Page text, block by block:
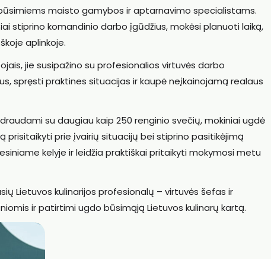
maisto gamybos ir aptarnavimo specialistams.
stiprino komandinio darbo įgūdžius, mokėsi planuoti laiką,
aplinkoje.
jie susipažino su profesionalios virtuvės darbo
spręsti praktines situacijas ir kaupė neįkainojamą realaus
su daugiau kaip 250 renginio svečių, mokiniai ugdė
prie įvairių situacijų bei stiprino pasitikėjimą
kelyje ir leidžia praktiškai pritaikyti mokymosi metu
Lietuvos kulinarijos profesionalų – virtuvės šefas ir
ir patirtimi ugdo būsimąją Lietuvos kulinarų kartą.